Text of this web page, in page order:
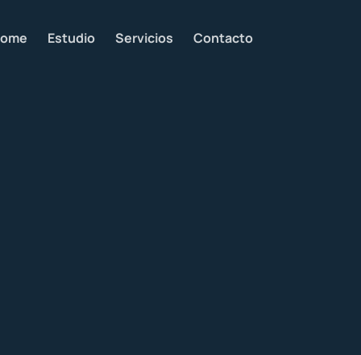
Estudio Servicios Contacto